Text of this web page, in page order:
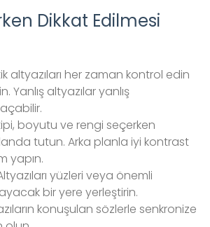
Dikkat Edilmesi
altyazıları her zaman kontrol edin
Yanlış altyazılar yanlış
boyutu ve rengi seçerken
tutun. Arka planla iyi kontrast
yapın.
yüzleri veya önemli
bir yere yerleştirin.
konuşulan sözlerle senkronize